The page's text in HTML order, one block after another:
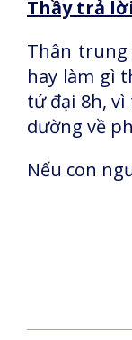
Thầy trả lời
Thân
hay làm gì
tứ đại 8h,
dường về
Nếu con